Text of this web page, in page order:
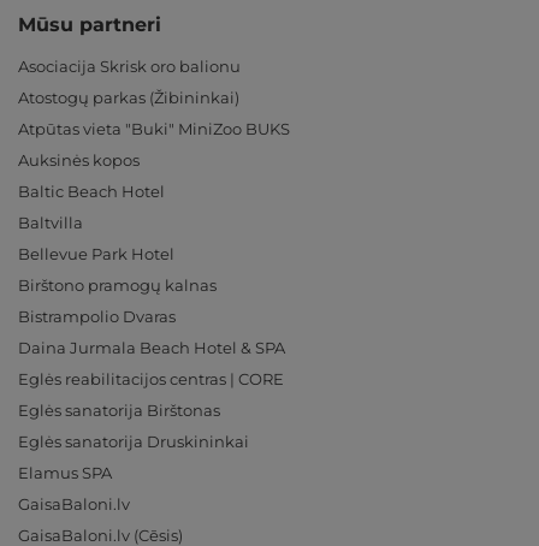
Mūsu partneri
Asociacija Skrisk oro balionu
Atostogų parkas (Žibininkai)
Atpūtas vieta "Buki" MiniZoo BUKS
Auksinės kopos
Baltic Beach Hotel
Baltvilla
Bellevue Park Hotel
Birštono pramogų kalnas
Bistrampolio Dvaras
Daina Jurmala Beach Hotel & SPA
Eglės reabilitacijos centras | CORE
Eglės sanatorija Birštonas
Eglės sanatorija Druskininkai
Elamus SPA
GaisaBaloni.lv
GaisaBaloni.lv (Cēsis)